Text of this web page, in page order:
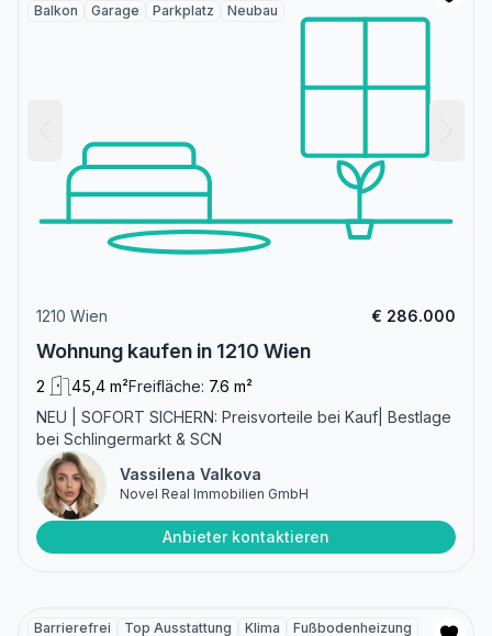
Balkon
Garage Parkplatz Neubau
1210 Wien € 286.000
Wohnung kaufen in 1210 Wien
2 45,4 m²Freifläche: 7.6 m²
NEU | SOFORT SICHERN: Preisvorteile bei Kauf| Bestlage
bei Schlingermarkt & SCN
Vassilena Valkova
Novel Real Immobilien GmbH
Anbieter kontaktieren
Barrierefrei Top Ausstattung Klima Fußbodenheizung